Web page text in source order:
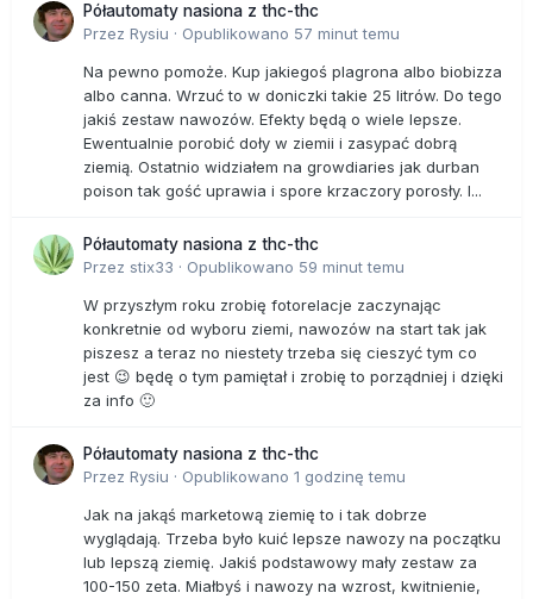
Półautomaty nasiona z thc-thc
Przez Rysiu · Opublikowano 57 minut temu
Na pewno pomoże. Kup jakiegoś plagrona albo biobizza
albo canna. Wrzuć to w doniczki takie 25 litrów. Do tego
jakiś zestaw nawozów. Efekty będą o wiele lepsze.
Ewentualnie porobić doły w ziemii i zasypać dobrą
ziemią. Ostatnio widziałem na growdiaries jak durban
poison tak gość uprawia i spore krzaczory porosły. I...
Półautomaty nasiona z thc-thc
Przez stix33 · Opublikowano 59 minut temu
W przyszłym roku zrobię fotorelacje zaczynając
konkretnie od wyboru ziemi, nawozów na start tak jak
piszesz a teraz no niestety trzeba się cieszyć tym co
jest 😉 będę o tym pamiętał i zrobię to porządniej i dzięki
za info 🙂
Półautomaty nasiona z thc-thc
Przez Rysiu · Opublikowano 1 godzinę temu
Jak na jakąś marketową ziemię to i tak dobrze
wyglądają. Trzeba było kuić lepsze nawozy na początku
lub lepszą ziemię. Jakiś podstawowy mały zestaw za
100-150 zeta. Miałbyś i nawozy na wzrost, kwitnienie,